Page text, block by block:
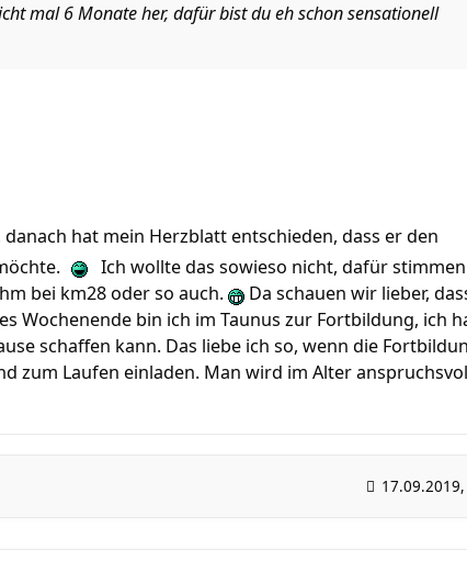
mal 6 Monate her, dafür bist du eh schon sensationell
hat mein Herzblatt entschieden, dass er den
Ich wollte das sowieso nicht, dafür
bei km28 oder so auch.
Da schauen wir lieber,
Wochenende bin ich im Taunus zur Fortbildung, ich
schaffen kann. Das liebe ich so, wenn die
zum Laufen einladen. Man wird im Alter